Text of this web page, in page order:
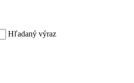
Hľadaný výraz